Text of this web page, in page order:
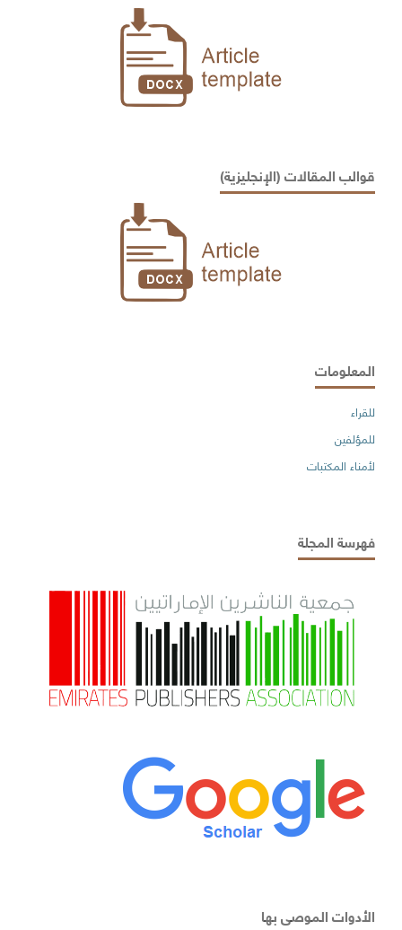
قوالب المقالات (الإنجليزية)
المعلومات
للقراء
للمؤلفين
لأمناء المكتبات
فهرسة المجلة
الأدوات الموصى بها